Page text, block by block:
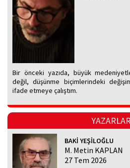
Bir önceki yazıda, büyük
değil, düşünme biçimlerindeki
ifade etmeye çalıştım.
YAZARLAR
BAKİ YEŞİLOĞLU
M. Metin KAPLAN
27 Tem 2026